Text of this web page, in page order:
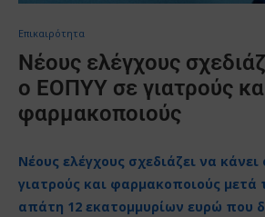
Επικαιρότητα
Νέους ελέγχους
ο ΕΟΠΥΥ σε γιατρούς
φαρμακοποιούς
Νέους ελέγχους σχεδιάζει να
γιατρούς και φαρμακοποιούς μετά
απάτη 12 εκατομμυρίων ευρώ που